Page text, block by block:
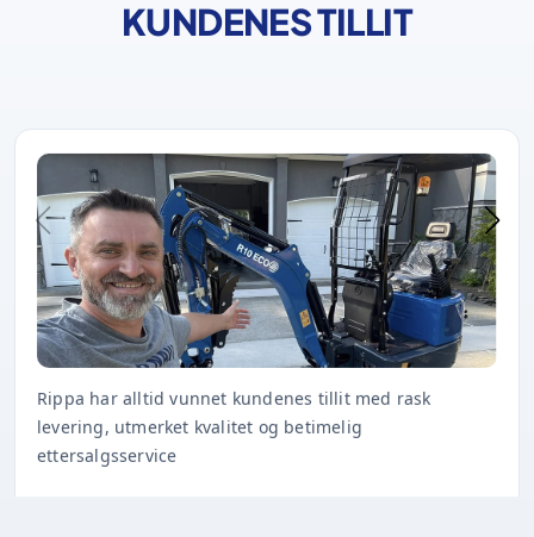
KUNDENES TILLIT
Rippa har alltid vunnet kundenes tillit med rask
levering, utmerket kvalitet og betimelig
ettersalgsservice